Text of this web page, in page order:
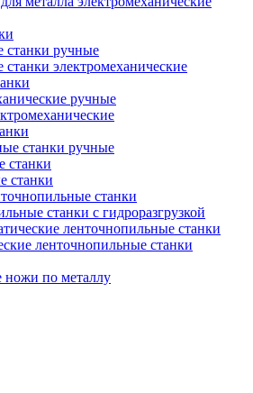
станки ручные
станки электромеханические
ручные
станки ручные
станки
станки
станки
станки с гидроразгрузкой
ленточнопильные станки
ленточнопильные станки
ножи по металлу